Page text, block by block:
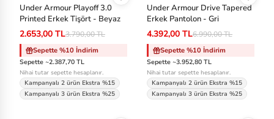
Under Armour Playoff 3.0
Printed Erkek Tişört - Beyaz
2.653,00 TL3.790,00 TL
Sepette %10 İndirim
Sepette ~2.387,70 TL
Nihai tutar sepette hesaplanır.
Kampanyalı 2 ürün Ekstra %15
Kampanyalı 3 ürün Ekstra %25
Under Armour Drive Tapered
Erkek Pantolon - Gri
4.392,00 TL6.990,00 TL
Sepette %10 İndirim
Sepette ~3.952,80 TL
Nihai tutar sepette hesaplanır.
Kampanyalı 2 ürün Ekstra %15
Kampanyalı 3 ürün Ekstra %25